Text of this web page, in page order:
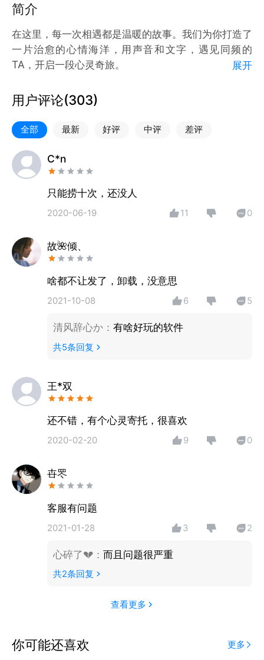
简介
在这里，每一次相遇都是温暖的故事。我们为你打造了
一片治愈的心情海洋，用声音和文字，遇见同频的
TA，开启一段心灵奇旅。
- 心情海洋：扔个瓶子，倾诉心声，你的情绪能改变整
片海洋
- 心动匹配：真人语音，即时连麦，快速邂逅让你心动
的声音
- 密语瓶：发送专属悄悄话，让特别的TA收到你的心
意
- 家族群聊：找到兴趣相投的伙伴，在专属圈子里畅聊
- 语音派对：多人聊天房，唱歌、游戏、才艺展示，热
- 动态广场：分享生活趣事，发现有趣灵魂，时刻保持
新鲜感
我们相信，美好的连接是温暖且有趣的。期待与你相
我们渴望听到你的反馈，如果你有任何问题或建议，欢
迎使用应用内的“意见反馈”功能直接告诉我们。
展开
用户评论(303)
全部 最新 好评 中评 差评
C*n
只能捞十次，还没人
2020-06-19 11 0
故🌺倾、
啥都不让发了，卸载，没意思
2021-10-08 6 5
清风辞心か： 有啥好玩的软件
共5条回复
王*双
还不错，有个心灵寄托，很喜欢
2020-02-20 9 0
卋罖
客服有问题
2021-01-28 3 2
心碎了💔： 而且问题很严重
共2条回复
查看更多
你可能还喜欢 更多